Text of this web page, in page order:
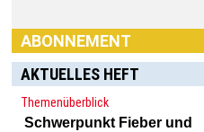
AKTUELLES HEFT
Themenüberblick
Schwerpunkt Fieber und